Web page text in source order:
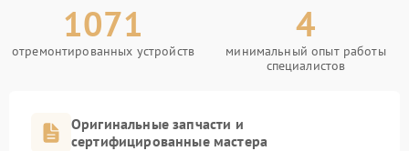
1071
отремонтированных устройств
4
минимальный опыт работы
специалистов
Оригинальные запчасти и
сертифицированные мастера